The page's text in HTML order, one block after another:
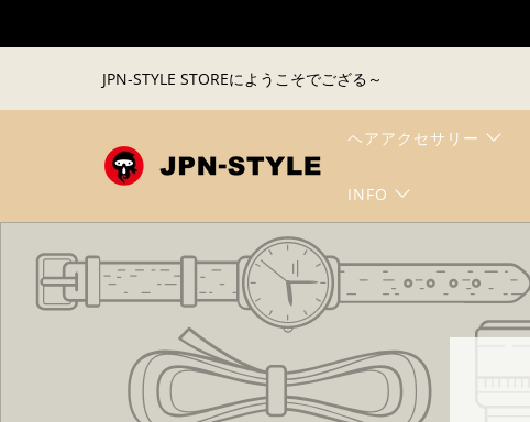
JPN-STYLE STOREにようこそでござる～
ヘアアクセサリー
INFO